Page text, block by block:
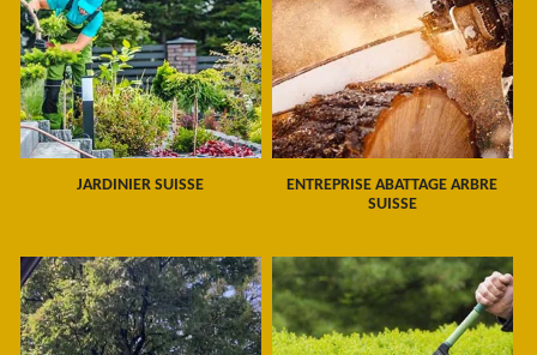
JARDINIER SUISSE
ENTREPRISE ABATTAGE ARBRE
SUISSE